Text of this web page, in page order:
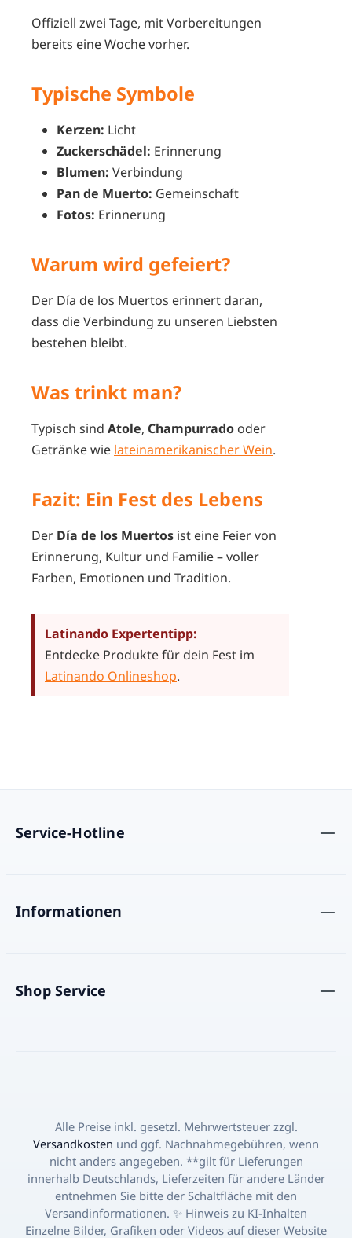
Offiziell zwei Tage, mit Vorbereitungen
bereits eine Woche vorher.
Typische Symbole
Kerzen: Licht
Zuckerschädel: Erinnerung
Blumen: Verbindung
Pan de Muerto: Gemeinschaft
Fotos: Erinnerung
Warum wird gefeiert?
Der Día de los Muertos erinnert daran,
dass die Verbindung zu unseren Liebsten
bestehen bleibt.
Was trinkt man?
Typisch sind Atole, Champurrado oder
Getränke wie lateinamerikanischer Wein.
Fazit: Ein Fest des Lebens
Der Día de los Muertos ist eine Feier von
Erinnerung, Kultur und Familie – voller
Farben, Emotionen und Tradition.
Latinando Expertentipp:
Entdecke Produkte für dein Fest im
Latinando Onlineshop.
Service-Hotline
Informationen
Shop Service
Alle Preise inkl. gesetzl. Mehrwertsteuer zzgl.
Versandkosten und ggf. Nachnahmegebühren, wenn
nicht anders angegeben. **gilt für Lieferungen
innerhalb Deutschlands, Lieferzeiten für andere Länder
entnehmen Sie bitte der Schaltfläche mit den
Versandinformationen. ✨ Hinweis zu KI-Inhalten
Einzelne Bilder, Grafiken oder Videos auf dieser Website